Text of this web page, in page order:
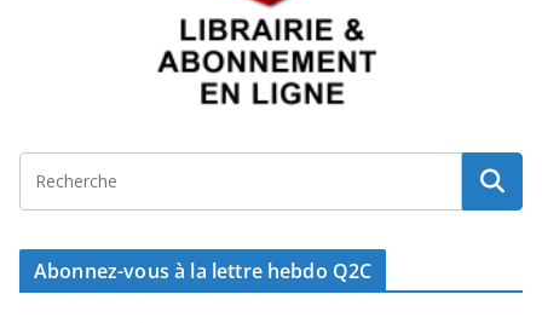
Abonnez-vous à la lettre hebdo Q2C